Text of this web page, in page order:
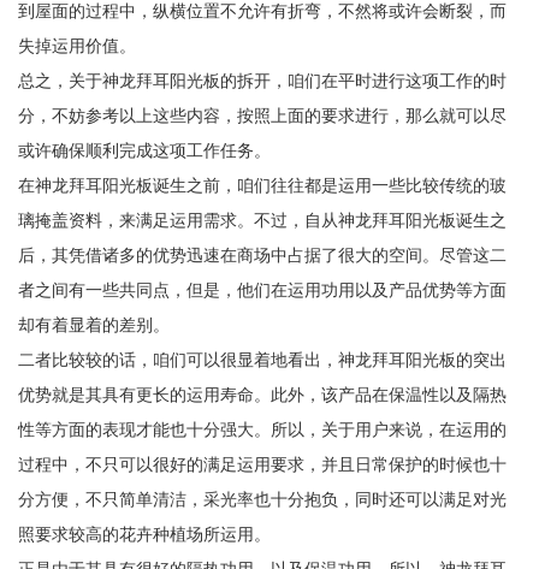
到屋面的过程中，纵横位置不允许有折弯，不然将或许会断裂，而
失掉运用价值。
总之，关于神龙拜耳阳光板的拆开，咱们在平时进行这项工作的时
分，不妨参考以上这些内容，按照上面的要求进行，那么就可以尽
或许确保顺利完成这项工作任务。
在神龙拜耳阳光板诞生之前，咱们往往都是运用一些比较传统的玻
璃掩盖资料，来满足运用需求。不过，自从神龙拜耳阳光板诞生之
后，其凭借诸多的优势迅速在商场中占据了很大的空间。尽管这二
者之间有一些共同点，但是，他们在运用功用以及产品优势等方面
却有着显着的差别。
二者比较较的话，咱们可以很显着地看出，神龙拜耳阳光板的突出
优势就是其具有更长的运用寿命。此外，该产品在保温性以及隔热
性等方面的表现才能也十分强大。所以，关于用户来说，在运用的
过程中，不只可以很好的满足运用要求，并且日常保护的时候也十
分方便，不只简单清洁，采光率也十分抱负，同时还可以满足对光
照要求较高的花卉种植场所运用。